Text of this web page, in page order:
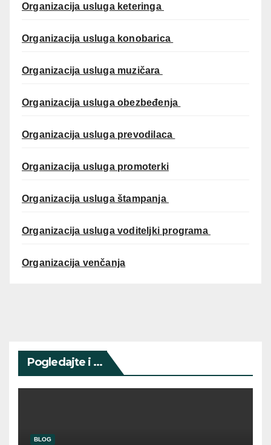
Organizacija usluga keteringa
Organizacija usluga konobarica
Organizacija usluga muzičara
Organizacija usluga obezbeđenja
Organizacija usluga prevodilaca
Organizacija usluga promoterki
Organizacija usluga štampanja
Organizacija usluga voditeljki programa
Organizacija venčanja
Pogledajte i ...
BLOG